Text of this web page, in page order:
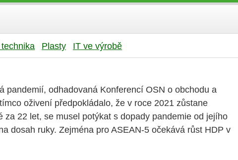
Plasty IT ve výrobě
pandemií, odhadovaná Konferencí OSN o obchodu a
oživení předpokládalo, že v roce 2021 zůstane
22 let, se musel potýkat s dopady pandemie od jejího
dosah ruky. Zejména pro ASEAN-5 očekává růst HDP v